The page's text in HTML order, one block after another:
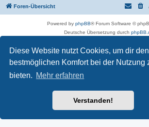
Diese Website nutzt Cookies, um dir den
bestmöglichen Komfort bei der Nutzung
bieten. Mehr erfahren
Verstanden!
Foren-Übersicht
Powered by phpBB® Forum Software ©
Deutsche Übersetzung durch